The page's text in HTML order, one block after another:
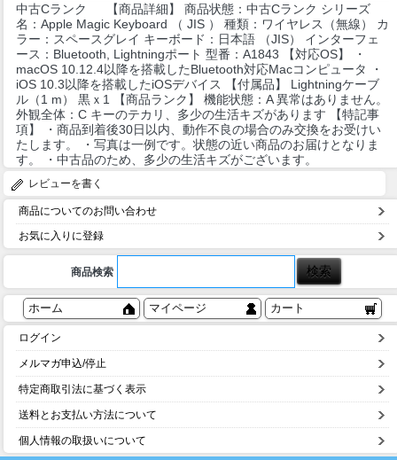
中古Cランク 【商品詳細】 商品状態：中古Cランク シリーズ
名：Apple Magic Keyboard （ JIS ） 種類：ワイヤレス（無線） カ
ラー：スペースグレイ キーボード：日本語 （JIS） インターフェ
ース：Bluetooth, Lightningポート 型番：A1843 【対応OS】 ・
macOS 10.12.4以降を搭載したBluetooth対応Macコンピュータ ・
iOS 10.3以降を搭載したiOSデバイス 【付属品】 Lightningケーブ
ル（1 m） 黒ｘ1 【商品ランク】 機能状態：A 異常はありません。
外観全体：C キーのテカリ、多少の生活キズがあります 【特記事
項】 ・商品到着後30日以内、動作不良の場合のみ交換をお受けい
たします。 ・写真は一例です。状態の近い商品のお届けとなりま
す。 ・中古品のため、多少の生活キズがございます。
レビューを書く
商品についてのお問い合わせ
お気に入りに登録
商品検索
ホーム マイページ カート
ログイン
メルマガ申込/停止
特定商取引法に基づく表示
送料とお支払い方法について
個人情報の取扱いについて